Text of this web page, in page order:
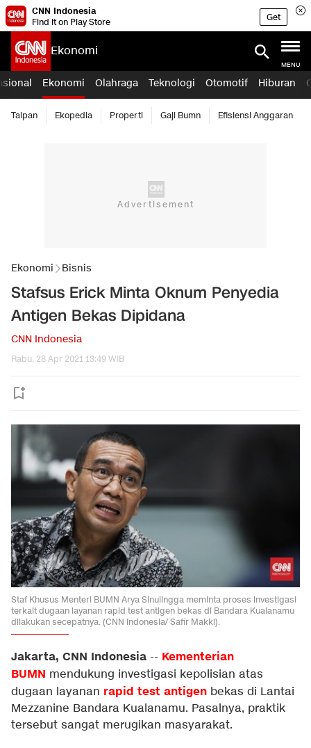
CNN Indonesia
Find it on Play Store
Get
Ekonomi
MENU
Ekonomi Olahraga Teknologi Otomotif Hiburan
Taipan Ekopedia Properti Gaji Bumn Efisiensi Anggaran
Ekonomi Bisnis
Stafsus Erick Minta Oknum Penyedia
Antigen Bekas Dipidana
CNN Indonesia
Rabu, 28 Apr 2021 13:49 WIB
Staf Khusus Menteri BUMN Arya Sinulingga meminta proses investigasi
terkait dugaan layanan rapid test antigen bekas di Bandara Kualanamu
dilakukan secepatnya. (CNN Indonesia/ Safir Makki).
Jakarta, CNN Indonesia -- Kementerian
BUMN mendukung investigasi kepolisian atas
dugaan layanan rapid test antigen bekas di Lantai
Mezzanine Bandara Kualanamu. Pasalnya, praktik
tersebut sangat merugikan masyarakat.